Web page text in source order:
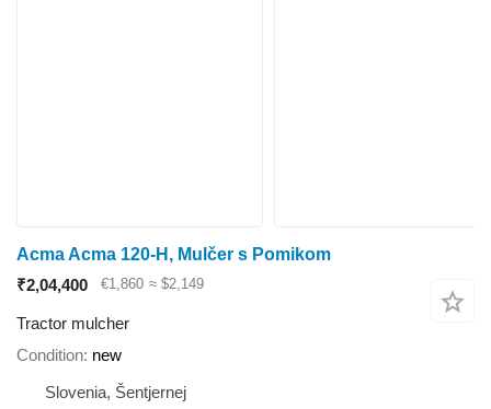
Acma Acma 120-H, Mulčer s Pomikom
₹2,04,400
€1,860 ≈ $2,149
Tractor mulcher
Condition new
Slovenia, Šentjernej